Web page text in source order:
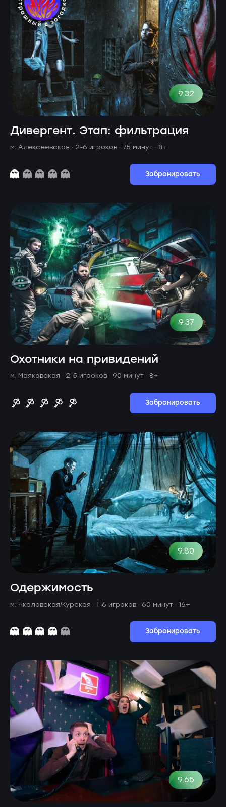
9.32
Дивергент. Этап: фильтрация
м. Алексеевская · 2-6 игроков · 75 минут · 8+
Забронировать
9.37
Охотники на привидений
м. Маяковская · 2-5 игроков · 90 минут · 8+
Забронировать
9.80
Одержимость
м. Чкаловская/Курская · 1-6 игроков · 60 минут · 16+
Забронировать
9.65